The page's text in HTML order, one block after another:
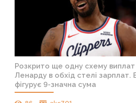
Розкрито ще одну схему
Ленарду в обхід стелі зарплат.
фігурує 9-значна сума